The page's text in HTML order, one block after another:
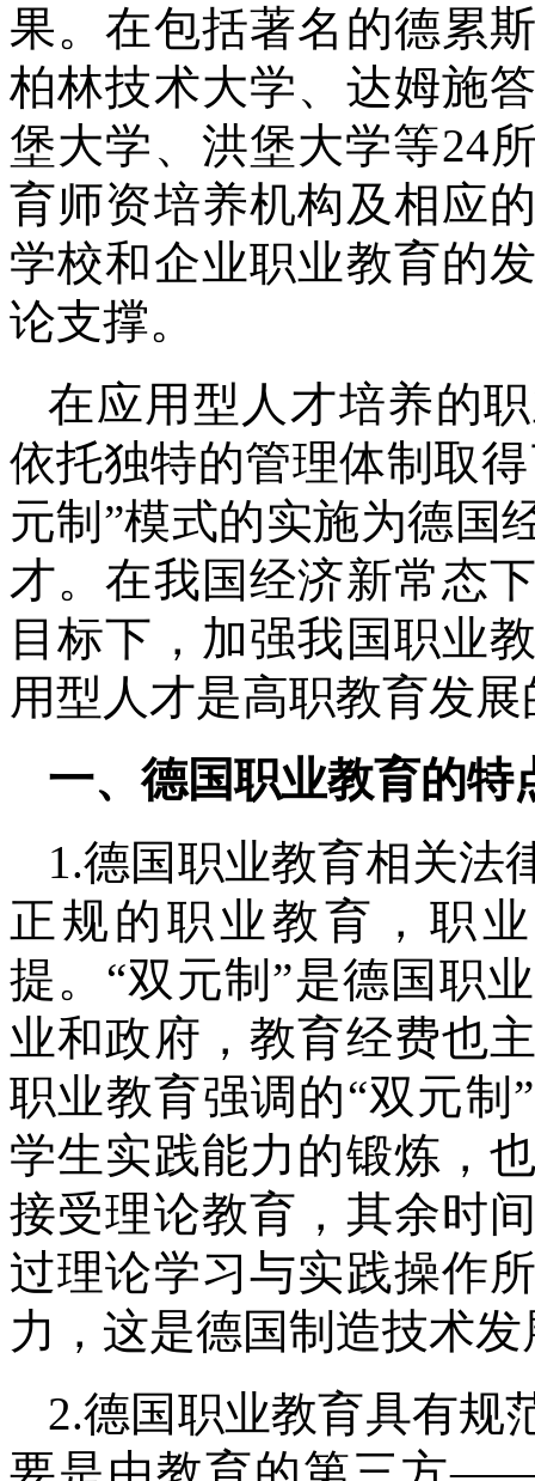
果。在包括著名的德累
柏林技术大学、达姆施
堡大学、洪堡大学等24
育师资培养机构及相应
学校和企业职业教育的
论支撑。
在应用型人才培养的
依托独特的管理体制取
元制”模式的实施为德国
才。在我国经济新常态
目标下，加强我国职业
用型人才是高职教育发
一、德国职业教育的特
1.德国职业教育相关法
正规的职业教育，职
提。“双元制”是德国职
业和政府，教育经费也
职业教育强调的“双元
学生实践能力的锻炼，
接受理论教育，其余时
过理论学习与实践操作
力，这是德国制造技术
2.德国职业教育具有规